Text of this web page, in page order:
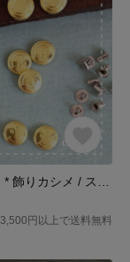
3,500円以上で送料無料